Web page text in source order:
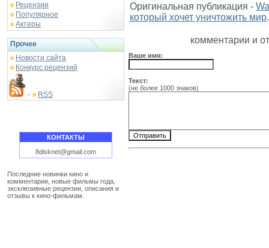
Рецензии
Популярное
Актеры
Прочее
Новости сайта
Конкурс рецензий
- RSS
КОНТАКТЫ
8disknet@gmail.com
Последние новинки кино и
комментарии, новые фильмы года,
эксклюзивные рецензии, описания и
отзывы к кино-фильмам.
Оригинальная публикация -
который хочет уничтожить мир.
комментарии и
Ваше имя:
Текст:
(не более 1000 знаков)